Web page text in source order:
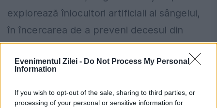
Evenimentul Zilei - Do Not Process My Personal
Information
If you wish to opt-out of the sale, sharing to third parties, or
processing of your personal or sensitive information for
explorează înlocuitori artificiali ai sângelui,
în încercarea de a preveni decesul din
cauza lipsei de sânge. Milioane...